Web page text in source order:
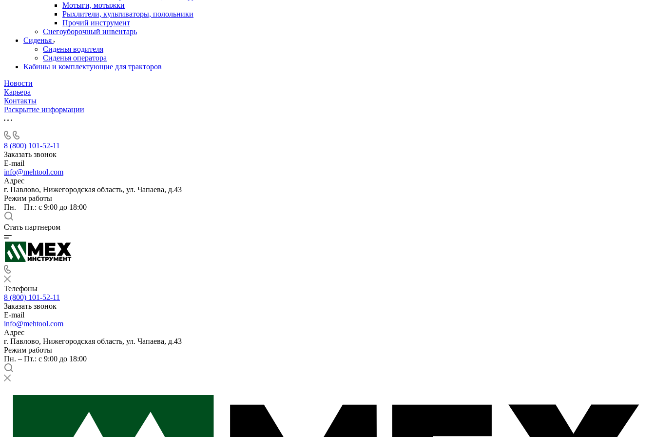
Мотыги, мотыжки
Рыхлители, культиваторы, полольники
Прочий инструмент
Снегоуборочный инвентарь
Сиденья
Cиденья водителя
Сиденья оператора
Кабины и комплектующие для тракторов
Новости
Карьера
Контакты
Раскрытие информации
8 (800) 101-52-11
Заказать звонок
E-mail
info@mehtool.com
Адрес
г. Павлово, Нижегородская область, ул. Чапаева, д.43
Режим работы
Пн. – Пт.: с 9:00 до 18:00
Стать партнером
Телефоны
8 (800) 101-52-11
Заказать звонок
E-mail
info@mehtool.com
Адрес
г. Павлово, Нижегородская область, ул. Чапаева, д.43
Режим работы
Пн. – Пт.: с 9:00 до 18:00